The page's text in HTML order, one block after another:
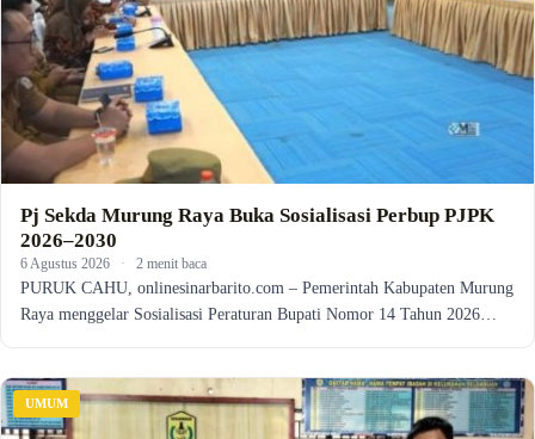
Pj Sekda Murung Raya Buka Sosialisasi Perbup PJPK
2026–2030
6 Agustus 2026 · 2 menit baca
PURUK CAHU, onlinesinarbarito.com – Pemerintah Kabupaten Murung
Raya menggelar Sosialisasi Peraturan Bupati Nomor 14 Tahun 2026…
UMUM